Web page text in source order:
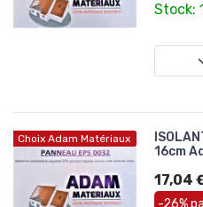
Stock:
Choix Adam Matériaux
16cm
17,04
-26%